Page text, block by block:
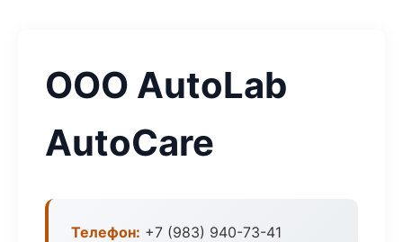
ООО AutoLab
AutoCare
Телефон: +7 (983) 940-73-41